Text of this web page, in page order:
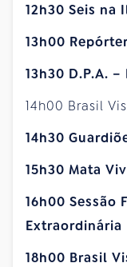
12h30 Seis na
13h00
13h30 D.P.A.
14h00 Brasil
14h30
15h30 Mata
16h00 Sessão
Extraordinária
18h00 Brasil